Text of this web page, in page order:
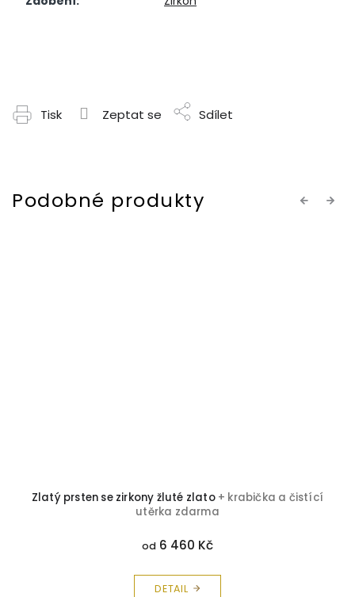
Tisk Zeptat se Sdílet
Previous
Zlatý prsten se zirkony žluté zlato + krabička a čistící
utěrka zdarma
od 6 460 Kč
DETAIL
Next